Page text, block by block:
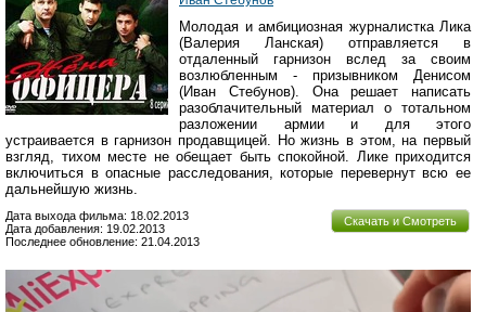
Молодая и амбициозная журналистка Лика
(Валерия Ланская) отправляется в
отдаленный гарнизон вслед за своим
возлюбленным - призывником Денисом
(Иван Стебунов). Она решает написать
разоблачительный материал о тотальном
разложении армии и для этого
устраивается в гарнизон продавщицей. Но жизнь в этом, на первый
взгляд, тихом месте не обещает быть спокойной. Лике приходится
включиться в опасные расследования, которые перевернут всю ее
дальнейшую жизнь.
Скачать и Смотреть
Дата выхода фильма: 18.02.2013
Дата добавления: 19.02.2013
Последнее обновление: 21.04.2013